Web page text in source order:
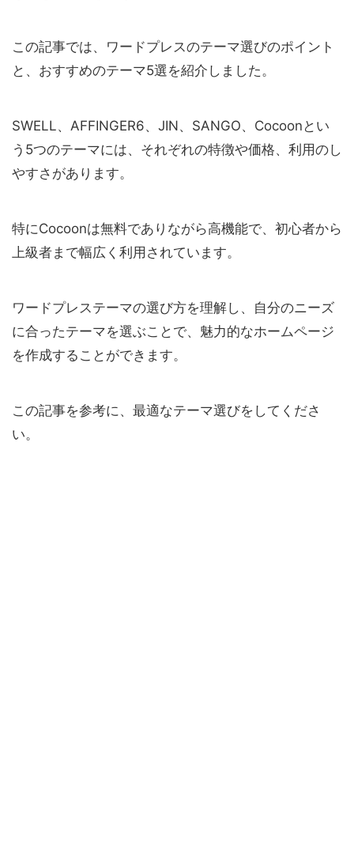
この記事では、ワードプレスのテーマ選びのポイント
と、おすすめのテーマ5選を紹介しました。
SWELL、AFFINGER6、JIN、SANGO、Cocoonとい
う5つのテーマには、それぞれの特徴や価格、利用のし
やすさがあります。
特にCocoonは無料でありながら高機能で、初心者から
上級者まで幅広く利用されています。
ワードプレステーマの選び方を理解し、自分のニーズ
に合ったテーマを選ぶことで、魅力的なホームページ
を作成することができます。
この記事を参考に、最適なテーマ選びをしてくださ
い。